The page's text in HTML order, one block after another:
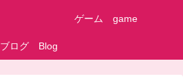
ゲーム game
ブログ Blog